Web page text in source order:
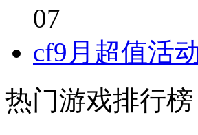
07
cf9月超值活
热门游戏排行榜